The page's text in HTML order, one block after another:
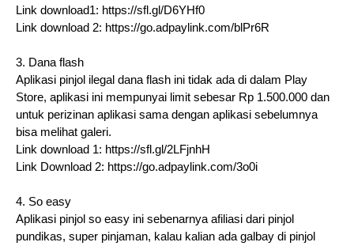
Link download1: https://sfl.gl/D6YHf0
Link download 2: https://go.adpaylink.com/blPr6R
3. Dana flash
Aplikasi pinjol ilegal dana flash ini tidak ada di dalam Play
Store, aplikasi ini mempunyai limit sebesar Rp 1.500.000 dan
untuk perizinan aplikasi sama dengan aplikasi sebelumnya
bisa melihat galeri.
Link download 1: https://sfl.gl/2LFjnhH
Link Download 2: https://go.adpaylink.com/3o0i
4. So easy
Aplikasi pinjol so easy ini sebenarnya afiliasi dari pinjol
pundikas, super pinjaman, kalau kalian ada galbay di pinjol